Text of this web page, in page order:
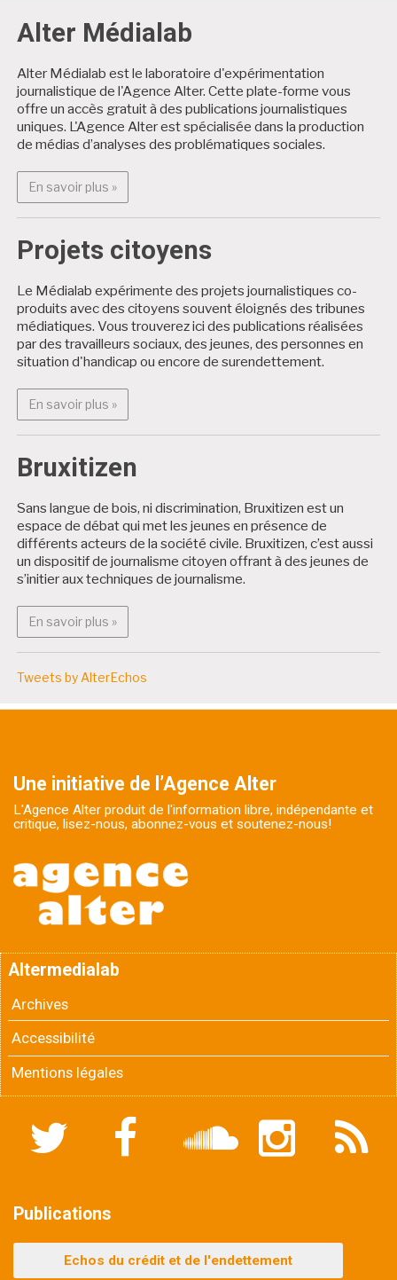
Alter Médialab
Alter Médialab est le laboratoire d'expérimentation
journalistique de l'Agence Alter. Cette plate-forme vous
offre un accès gratuit à des publications journalistiques
uniques. L'Agence Alter est spécialisée dans la production
de médias d’analyses des problématiques sociales.
En savoir plus »En savoir plus : Alter Médialab
Projets citoyens
Le Médialab expérimente des projets journalistiques co-
produits avec des citoyens souvent éloignés des tribunes
médiatiques. Vous trouverez ici des publications réalisées
par des travailleurs sociaux, des jeunes, des personnes en
situation d'handicap ou encore de surendettement.
En savoir plus »En savoir plus : Projets citoyens
Bruxitizen
Sans langue de bois, ni discrimination, Bruxitizen est un
espace de débat qui met les jeunes en présence de
différents acteurs de la société civile. Bruxitizen, c’est aussi
un dispositif de journalisme citoyen offrant à des jeunes de
s’initier aux techniques de journalisme.
En savoir plus »En savoir plus : Bruxitizen
Tweets by AlterEchos
Une initiative de l’Agence Alter
L'Agence Alter produit de l'information libre, indépendante et
critique, lisez-nous, abonnez-vous et soutenez-nous!
Altermedialab
Archives
Accessibilité
Mentions légales
Facebook Soundcloud Instagram
RSS
Publications
Echos du crédit et de l'endettement